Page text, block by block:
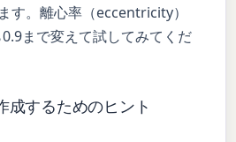
す。離心率（eccentricity）
まで変えて試してみてくだ
成するためのヒント